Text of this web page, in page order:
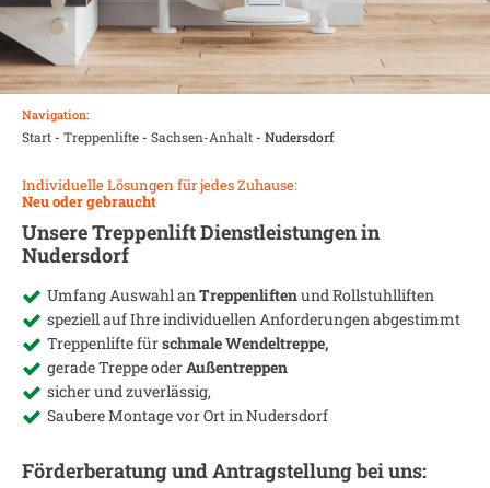
Navigation:
Start- Treppenlifte- Sachsen-Anhalt- Nudersdorf
Individuelle Lösungen für jedes Zuhause:
Neu oder gebraucht
Unsere Treppenlift Dienstleistungen in
Nudersdorf
Umfang Auswahl anTreppenliftenund Rollstuhlliften
speziell auf Ihre individuellen Anforderungen abgestimmt
Treppenlifte fürschmale Wendeltreppe,
gerade Treppe oderAußentreppen
sicher und zuverlässig,
Saubere Montage vor Ort inNudersdorf
Förderberatung und Antragstellung bei uns: